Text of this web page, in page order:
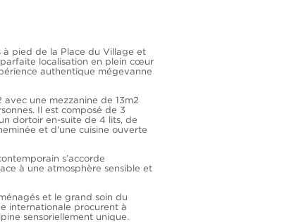
à pied de la Place du Village et
localisation en plein cœur
authentique mégevanne
une mezzanine de 13m2
Il est composé de 3
dortoir en-suite de 4 lits, de
et d'une cuisine ouverte
s’accorde
à une atmosphère sensible et
et le grand soin du
internationale procurent à
sensoriellement unique.